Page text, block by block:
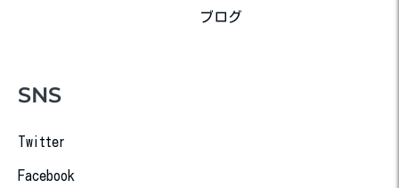
ブログ
SNS
Twitter
Facebook